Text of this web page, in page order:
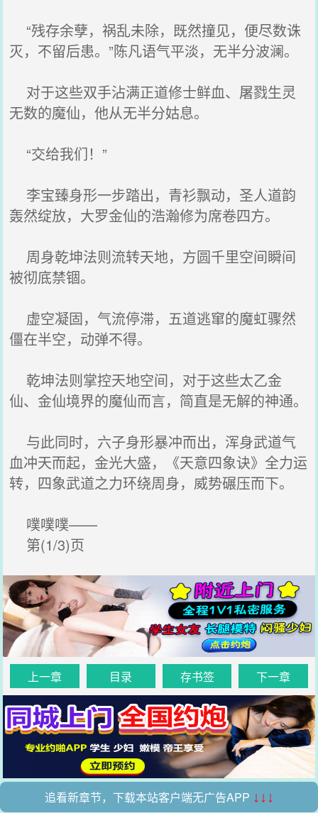
“残存余孽，祸乱未除，既然撞见，便尽数诛
灭，不留后患。”陈凡语气平淡，无半分波澜。
对于这些双手沾满正道修士鲜血、屠戮生灵
无数的魔仙，他从无半分姑息。
“交给我们！”
李宝臻身形一步踏出，青衫飘动，圣人道韵
轰然绽放，大罗金仙的浩瀚修为席卷四方。
周身乾坤法则流转天地，方圆千里空间瞬间
被彻底禁锢。
虚空凝固，气流停滞，五道逃窜的魔虹骤然
僵在半空，动弹不得。
乾坤法则掌控天地空间，对于这些太乙金
仙、金仙境界的魔仙而言，简直是无解的神通。
与此同时，六子身形暴冲而出，浑身武道气
血冲天而起，金光大盛，《天意四象诀》全力运
转，四象武道之力环绕周身，威势碾压而下。
噗噗噗——
第(1/3)页
上一章 目录 存书签 下一章
追看新章节，下载本站客户端无广告APP ↓↓↓